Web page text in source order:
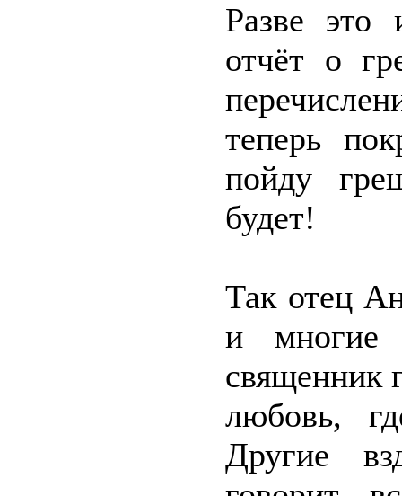
Разве это
отчёт о
теперь
пойду
будет!
Так отец
и многие
священник
любовь,
Другие